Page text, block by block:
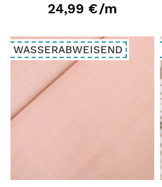
24,99 €/m
WASSERABWEISEND